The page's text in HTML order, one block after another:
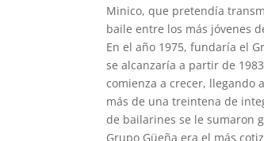
Minico, que pretendía
baile entre los más jóvenes
En el año 1975, fundaría el
se alcanzaría a partir de
comienza a crecer, llegando
más de una treintena de
de bailarines se le sumaron
Grupo Güeña era el más